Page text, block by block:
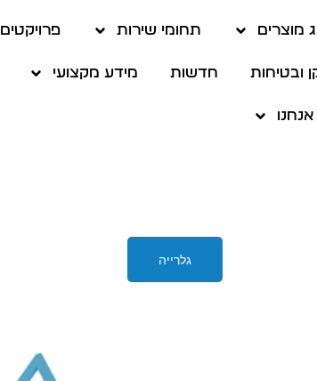
מוצרים תחומי שירות פרויקטים
ובטיחות חדשות מידע מקצועי
אנחנו
גלרייה